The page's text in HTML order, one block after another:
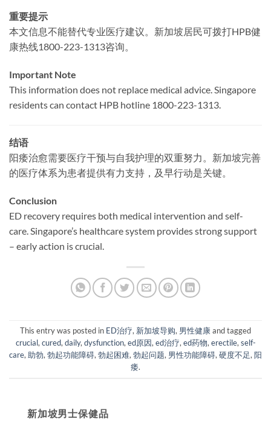
重要提示
本文信息不能替代专业医疗建议。新加坡居民可拨打HPB健
康热线1800-223-1313咨询。
Important Note
This information does not replace medical advice. Singapore
residents can contact HPB hotline 1800-223-1313.
结语
阳痿治愈需要医疗干预与自我护理的双重努力。新加坡完善
的医疗体系为患者提供有力支持，及早行动是关键。
Conclusion
ED recovery requires both medical intervention and self-
care. Singapore’s healthcare system provides strong support
– early action is crucial.
This entry was posted in ED治疗, 新加坡导购, 男性健康and tagged
crucial, cured, daily, dysfunction, ed原因, ed治疗, ed药物, erectile, self-
care, 助勃, 勃起功能障碍, 勃起困难, 勃起问题, 男性功能障碍, 硬度不足, 阳
痿.
新加坡男士保健品